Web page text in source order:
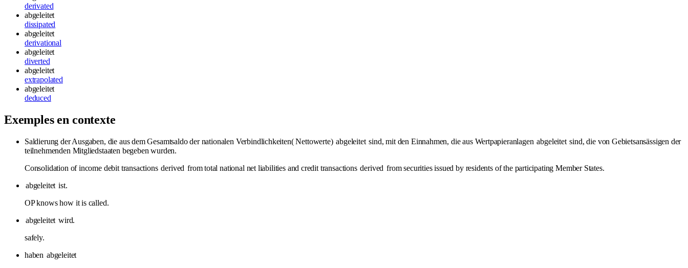
derivated
abgeleitet
dissipated
abgeleitet
derivational
abgeleitet
diverted
abgeleitet
extrapolated
abgeleitet
deduced
Exemples en contexte
Saldierung der Ausgaben, die aus dem Gesamtsaldo der nationalen Verbindlichkeiten( Nettowerte) abgeleitet sind, mit den Einnahmen, die aus Wertpapieranlagen abgeleitet sind, die von Gebietsansässigen der
teilnehmenden Mitgliedstaaten begeben wurden.
Consolidation of income debit transactions derived from total national net liabilities and credit transactions derived from securities issued by residents of the participating Member States.
abgeleitet ist.
OP knows how it is called.
abgeleitet wird.
safely.
haben abgeleitet